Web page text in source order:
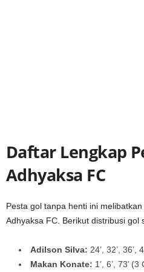
Daftar Lengkap
Adhyaksa FC
Pesta gol tanpa henti ini
Adhyaksa FC. Berikut distribusi gol
Adilson Silva: 24’, 32’, 36’,
Makan Konate: 1’, 6’, 73’ (3